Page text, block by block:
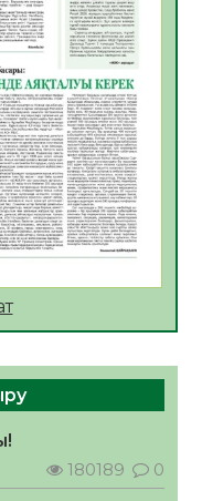
36
қабылдау
40
тауарды
өтті
48 0
комиссия
39 0
180189
0